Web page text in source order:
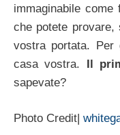
immaginabile
che potete provare,
vostra portata.
casa vostra. Il
sapevate?
Photo Credit|